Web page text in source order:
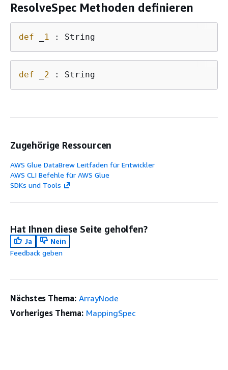
ResolveSpec Methoden definieren
def 1 : String
def 2 : String
Zugehörige Ressourcen
AWS Glue DataBrew Leitfaden für Entwickler
AWS CLI Befehle für AWS Glue
SDKs und Tools
Hat Ihnen diese Seite geholfen?
Ja
Nein
Feedback geben
Nächstes Thema: ArrayNode
Vorheriges Thema: MappingSpec